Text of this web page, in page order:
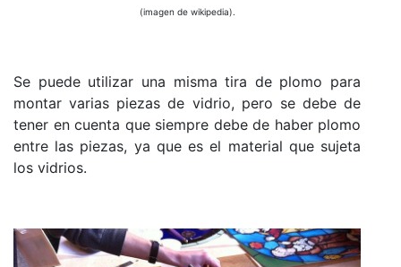
(imagen de wikipedia).
Se puede utilizar una misma tira de plomo para
montar varias piezas de vidrio, pero se debe de
tener en cuenta que siempre debe de haber plomo
entre las piezas, ya que es el material que sujeta
los vidrios.